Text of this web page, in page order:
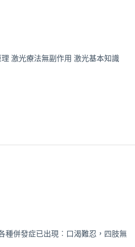
理 激光療法無副作用 激光基本知識
併發症已出現︰口渴難忍，四肢無